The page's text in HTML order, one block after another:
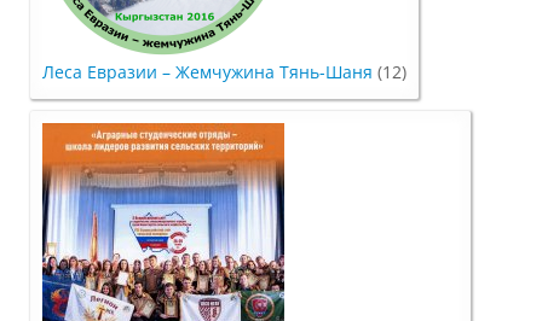
Доступная среда
Международное сотрудничество
Организация питания в
образовательной организации
Абитуриенту
Леса Евразии – Жемчужина Тянь-Шаня (12)